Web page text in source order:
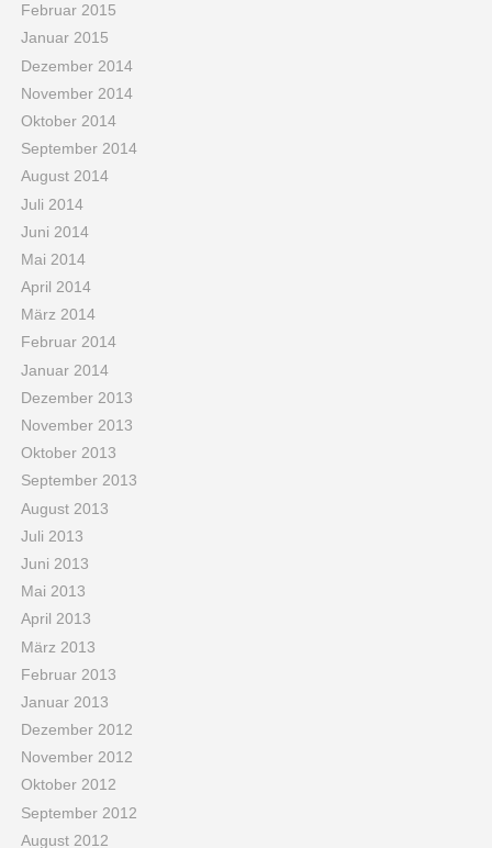
Februar 2015
Januar 2015
Dezember 2014
November 2014
Oktober 2014
September 2014
August 2014
Juli 2014
Juni 2014
Mai 2014
April 2014
März 2014
Februar 2014
Januar 2014
Dezember 2013
November 2013
Oktober 2013
September 2013
August 2013
Juli 2013
Juni 2013
Mai 2013
April 2013
März 2013
Februar 2013
Januar 2013
Dezember 2012
November 2012
Oktober 2012
September 2012
August 2012